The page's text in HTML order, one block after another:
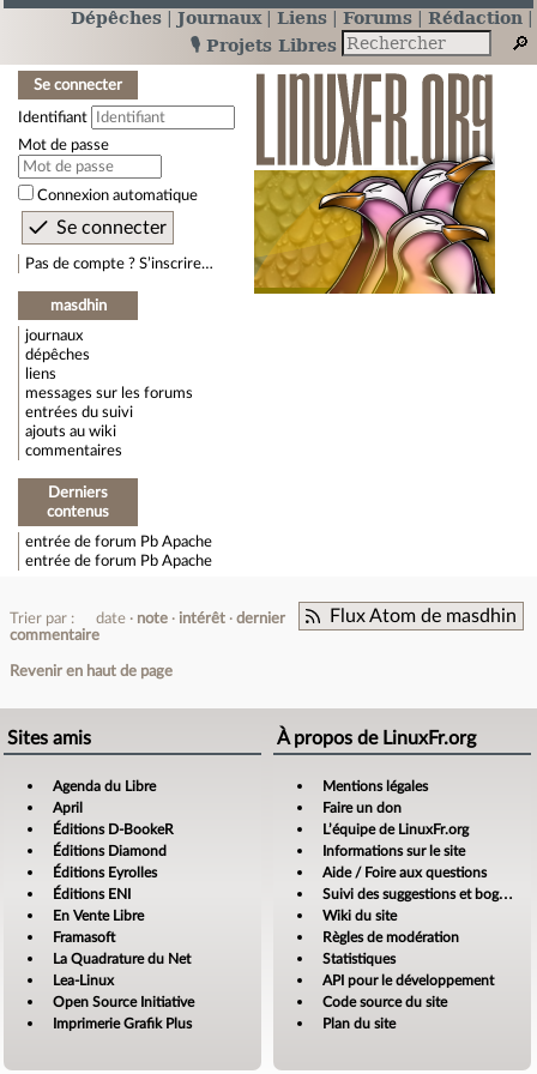
Dépêches Journaux Liens Forums
Rédaction
🎙️ Projets Libres
Se connecter
Identifiant
Mot de passe
Connexion automatique
Pas de compte ? S’inscrire…
masdhin
journaux
dépêches
liens
messages sur les forums
entrées du suivi
ajouts au wiki
commentaires
Derniers
contenus
entrée de forum Pb Apache
entrée de forum Pb Apache
Flux Atom de masdhin
Trier par : date note intérêt
dernier
commentaire
Revenir en haut de page
Sites amis
Agenda du Libre
April
Éditions D-BookeR
Éditions Diamond
Éditions Eyrolles
Éditions ENI
En Vente Libre
Framasoft
La Quadrature du Net
Lea-Linux
Open Source Initiative
Imprimerie Grafik Plus
À propos de LinuxFr.org
Mentions légales
Faire un don
L’équipe de LinuxFr.org
Informations sur le site
Aide / Foire aux questions
Suivi des suggestions et bogues
Wiki du site
Règles de modération
Statistiques
API pour le développement
Code source du site
Plan du site